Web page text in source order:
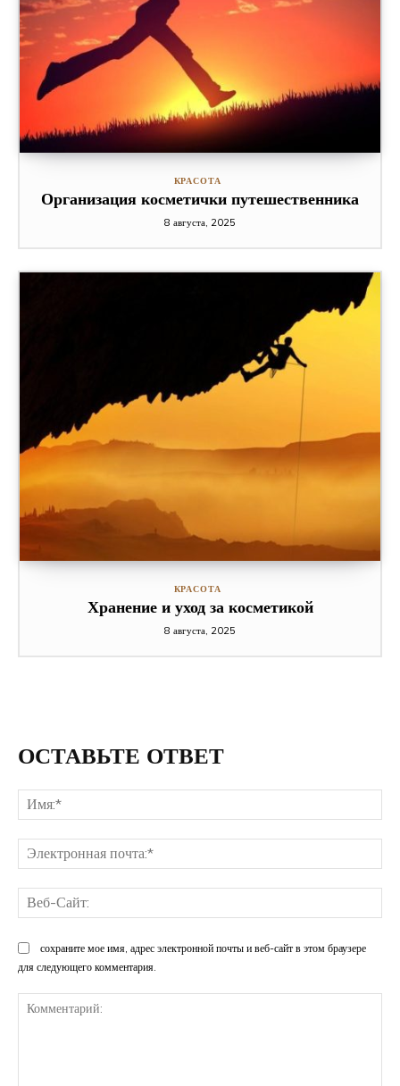
КРАСОТА
Организация косметички путешественника
8 августа, 2025
КРАСОТА
Хранение и уход за косметикой
8 августа, 2025
ОСТАВЬТЕ ОТВЕТ
сохраните мое имя, адрес электронной почты и веб-сайт в этом браузере
для следующего комментария.